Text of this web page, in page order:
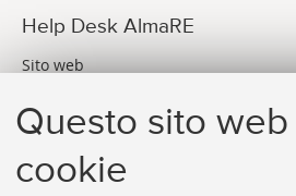
Questo sito web
cookie
Help Desk AlmaRE
Sito web
E-MAIL
assistenza-almare@unibo.it